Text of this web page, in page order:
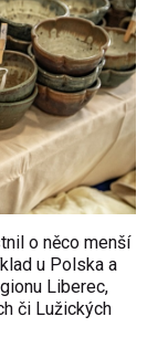
o něco menší
u Polska a
Liberec,
či Lužických